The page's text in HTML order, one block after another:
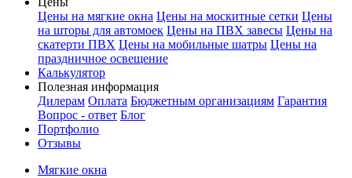
Цены на мягкие окна Цены на москитные сетки Цены
на шторы для автомоек Цены на ПВХ завесы Цены на
скатерти ПВХ Цены на мобильные шатры Цены на
праздничное освещение
Калькулятор
Полезная информация
Дилерам Оплата Бюджетным организациям Гарантия
Вопрос - ответ Блог
Портфолио
Отзывы
Мягкие окна